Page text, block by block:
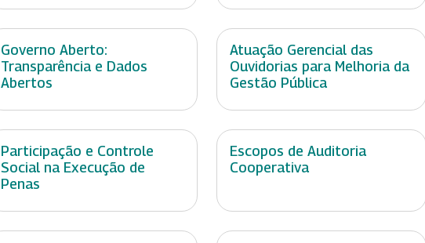
Governo Aberto:
Transparência e Dados
Abertos
Atuação Gerencial das
Ouvidorias para Melhoria da
Gestão Pública
Participação e Controle
Social na Execução de
Penas
Escopos de Auditoria
Cooperativa